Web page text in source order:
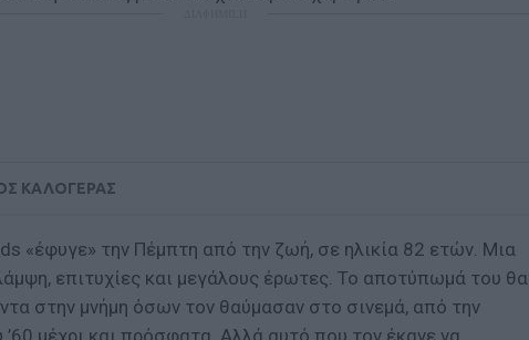
ΚΑΛΟΓΕΡΑΣ
«έφυγε» την Πέμπτη από την ζωή, σε ηλικία 82 ετών. Μια
επιτυχίες και μεγάλους έρωτες. Το αποτύπωμά του θα
στην μνήμη όσων τον θαύμασαν στο σινεμά, από την
’60 μέχρι και πρόσφατα. Αλλά αυτό που τον έκανε να